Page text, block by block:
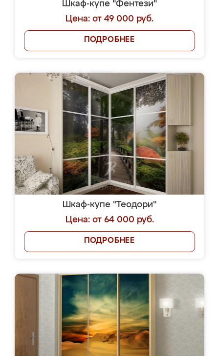
Шкаф-купе "Фентези"
Цена: от 49 000 руб.
ПОДРОБНЕЕ
Шкаф-купе "Теодори"
Цена: от 64 000 руб.
ПОДРОБНЕЕ